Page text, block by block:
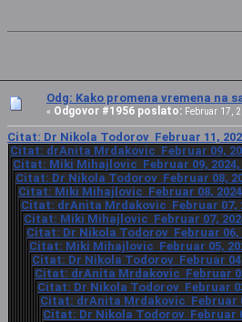
Odg: Kako promena vremena na
« Odgovor #1956 poslato: Februar 17,
Citat: Dr Nikola Todorov Februar 11,
Citat: drAnita Mrdakovic Februar 09,
Citat: Miki Mihajlovic Februar 09, 2024,
Citat: Dr Nikola Todorov Februar 08,
Citat: Miki Mihajlovic Februar 08,
Citat: drAnita Mrdakovic Februar 07,
Citat: Miki Mihajlovic Februar 07,
Citat: Dr Nikola Todorov Februar 06,
Citat: Miki Mihajlovic Februar 05,
Citat: Dr Nikola Todorov Februar
Citat: drAnita Mrdakovic Februar
Citat: Dr Nikola Todorov Februar
Citat: drAnita Mrdakovic Februar
Citat: Dr Nikola Todorov Februar